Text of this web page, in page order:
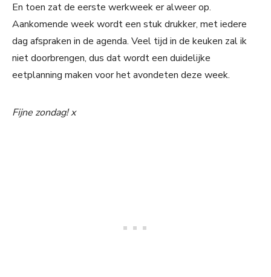
En toen zat de eerste werkweek er alweer op.
Aankomende week wordt een stuk drukker, met iedere
dag afspraken in de agenda. Veel tijd in de keuken zal ik
niet doorbrengen, dus dat wordt een duidelijke
eetplanning maken voor het avondeten deze week.
Fijne zondag! x